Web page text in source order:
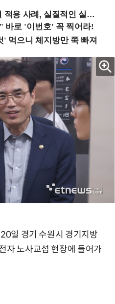
인 실행 전략을 공유 (9/18 양재역)
일 경기 수원시 경기지방
자 노사교섭 현장에 들어가